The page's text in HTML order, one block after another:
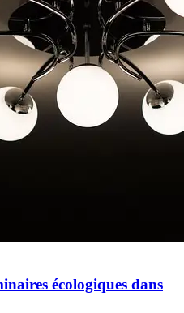
écologiques dans